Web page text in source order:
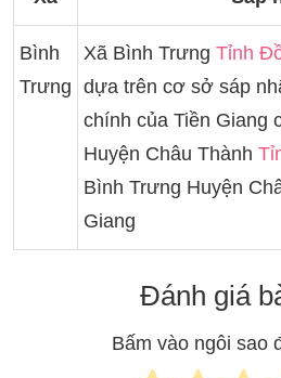
Bình
Trưng
Xã Bình Trưng Tỉnh
dựa trên cơ sở sáp
chính của Tiền Giang
Huyện Châu Thành
Bình Trưng Huyện
Giang
Đánh giá
Bấm vào ngôi sao